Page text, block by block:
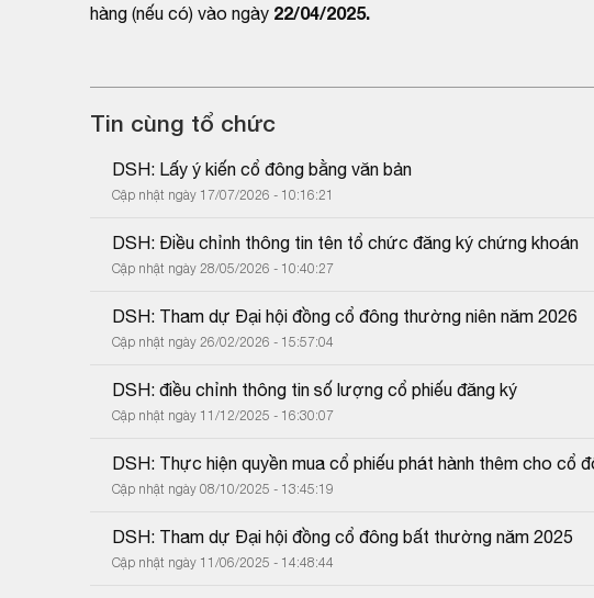
hàng (nếu có) vào ngày 22/04/2025.
Tin cùng tổ chức
DSH: Lấy ý kiến cổ đông bằng văn bản
Cập nhật ngày 17/07/2026 - 10:16:21
DSH: Điều chỉnh thông tin tên tổ chức đăng ký chứng khoán
Cập nhật ngày 28/05/2026 - 10:40:27
DSH: Tham dự Đại hội đồng cổ đông thường niên năm 2026
Cập nhật ngày 26/02/2026 - 15:57:04
DSH: điều chỉnh thông tin số lượng cổ phiếu đăng ký
Cập nhật ngày 11/12/2025 - 16:30:07
DSH: Thực hiện quyền mua cổ phiếu phát hành thêm cho cổ
Cập nhật ngày 08/10/2025 - 13:45:19
DSH: Tham dự Đại hội đồng cổ đông bất thường năm 2025
Cập nhật ngày 11/06/2025 - 14:48:44